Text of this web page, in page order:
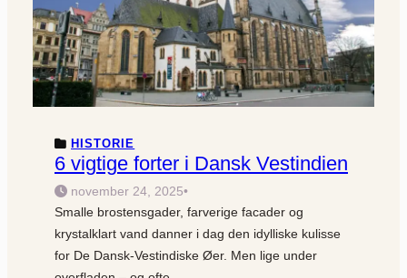
HISTORIE
6 vigtige forter i Dansk Vestindien
november 24, 2025•
Smalle brostensgader, farverige facader og
krystalklart vand danner i dag den idylliske kulisse
for De Dansk-Vestindiske Øer. Men lige under